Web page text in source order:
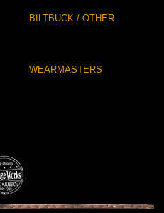
BILTBUCK / OTHER
WEARMASTERS